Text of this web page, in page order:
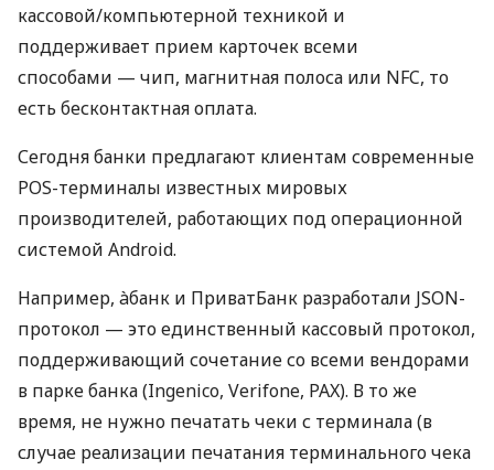
кассовой/компьютерной техникой и
поддерживает прием карточек всеми
способами — чип, магнитная полоса или NFC, то
есть бесконтактная оплата.
Сегодня банки предлагают клиентам современные
POS-терминалы известных мировых
производителей, работающих под операционной
системой Android.
Например, àбанк и ПриватБанк разработали JSON-
протокол — это единственный кассовый протокол,
поддерживающий сочетание со всеми вендорами
в парке банка (Ingenico, Verifone, PAX). В то же
время, не нужно печатать чеки с терминала (в
случае реализации печатания терминального чека